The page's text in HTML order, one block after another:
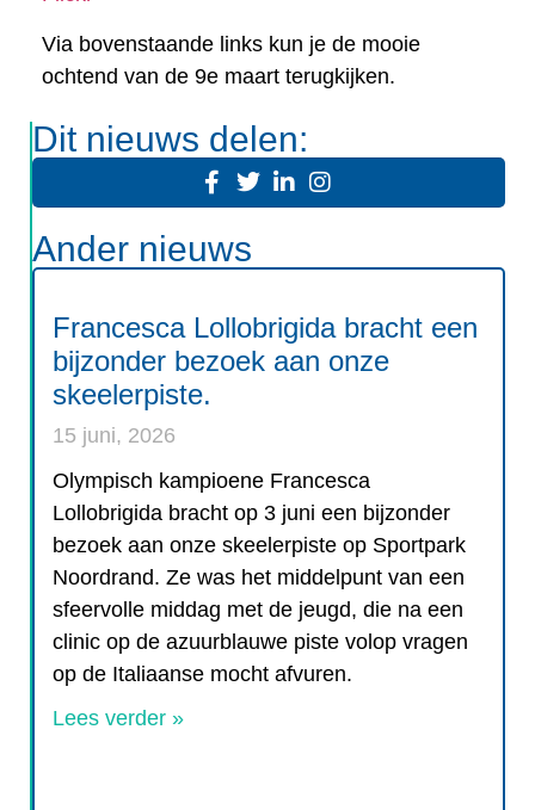
Via bovenstaande links kun je de mooie
ochtend van de 9e maart terugkijken.
Dit nieuws delen:
Ander nieuws
Francesca Lollobrigida bracht een
bijzonder bezoek aan onze
skeelerpiste.
15 juni, 2026
Olympisch kampioene Francesca
Lollobrigida bracht op 3 juni een bijzonder
bezoek aan onze skeelerpiste op Sportpark
Noordrand. Ze was het middelpunt van een
sfeervolle middag met de jeugd, die na een
clinic op de azuurblauwe piste volop vragen
op de Italiaanse mocht afvuren.
Lees verder »